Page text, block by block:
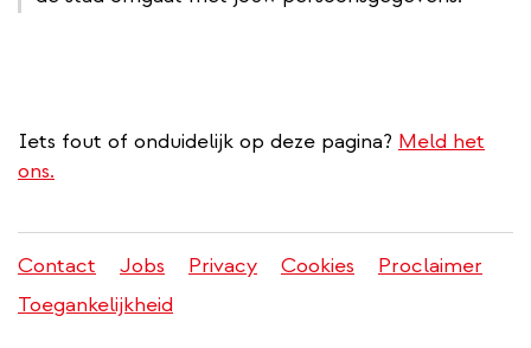
Iets fout of onduidelijk op deze pagina? Meld het
ons.
Juridisch
menu
Contact Jobs Privacy Cookies
Proclaimer
Toegankelijkheid